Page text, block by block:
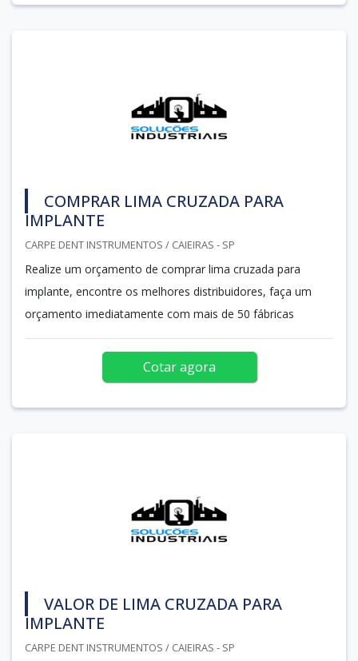
COMPRAR LIMA CRUZADA PARA
IMPLANTE
CARPE DENT INSTRUMENTOS / CAIEIRAS - SP
Realize um orçamento de comprar lima cruzada para
implante, encontre os melhores distribuidores, faça um
orçamento imediatamente com mais de 50 fábricas
Cotar agora
VALOR DE LIMA CRUZADA PARA
IMPLANTE
CARPE DENT INSTRUMENTOS / CAIEIRAS - SP